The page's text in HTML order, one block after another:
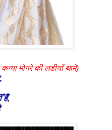
मोगरे की लडीयाँ थामे)
हैँ,